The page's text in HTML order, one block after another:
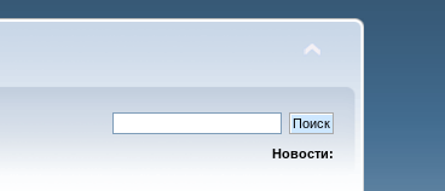
Новости: